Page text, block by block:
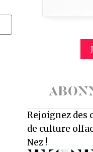
Rejoignez des
de culture
Nez !